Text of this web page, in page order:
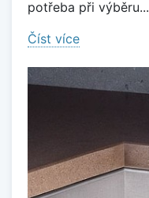
potřeba při výběru...
Číst více